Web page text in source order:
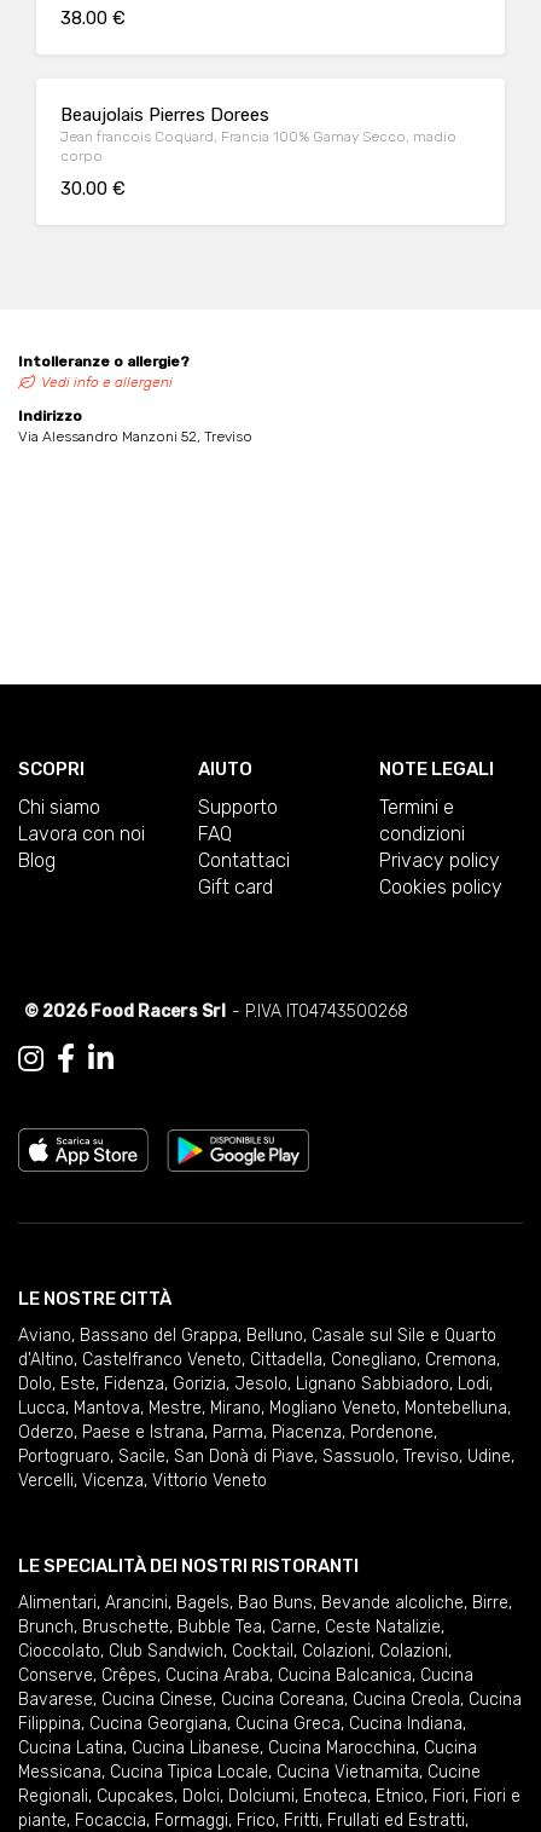
38.00 €
Beaujolais Pierres Dorees
Jean francois Coquard, Francia 100% Gamay Secco, madio
corpo
30.00 €
Intolleranze o allergie?
Vedi info e allergeni
Indirizzo
Via Alessandro Manzoni 52, Treviso
SCOPRI
Chi siamo
Lavora con noi
Blog
AIUTO
Supporto
FAQ
Contattaci
Gift card
NOTE LEGALI
Termini e
condizioni
Privacy policy
Cookies policy
© 2026 Food Racers Srl - P.IVA IT04743500268
LE NOSTRE CITTÀ
Aviano, Bassano del Grappa, Belluno, Casale sul Sile e Quarto
d'Altino, Castelfranco Veneto, Cittadella, Conegliano, Cremona,
Dolo, Este, Fidenza, Gorizia, Jesolo, Lignano Sabbiadoro, Lodi,
Lucca, Mantova, Mestre, Mirano, Mogliano Veneto, Montebelluna,
Oderzo, Paese e Istrana, Parma, Piacenza, Pordenone,
Portogruaro, Sacile, San Donà di Piave, Sassuolo, Treviso, Udine,
Vercelli, Vicenza, Vittorio Veneto
LE SPECIALITÀ DEI NOSTRI RISTORANTI
Alimentari, Arancini, Bagels, Bao Buns, Bevande alcoliche, Birre,
Brunch, Bruschette, Bubble Tea, Carne, Ceste Natalizie,
Cioccolato, Club Sandwich, Cocktail , Colazioni, Colazioni,
Conserve, Crêpes, Cucina Araba, Cucina Balcanica, Cucina
Bavarese, Cucina Cinese, Cucina Coreana, Cucina Creola, Cucina
Filippina, Cucina Georgiana, Cucina Greca, Cucina Indiana,
Cucina Latina, Cucina Libanese, Cucina Marocchina, Cucina
Messicana, Cucina Tipica Locale, Cucina Vietnamita, Cucine
Regionali, Cupcakes, Dolci, Dolciumi, Enoteca, Etnico, Fiori, Fiori e
piante, Focaccia, Formaggi, Frico, Fritti, Frullati ed Estratti,